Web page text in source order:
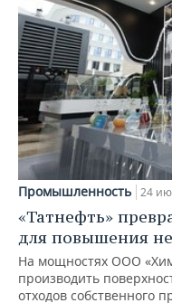
Промышленность 24
«Татнефть»
для повышения
На мощностях ООО
производить
отходов собственного